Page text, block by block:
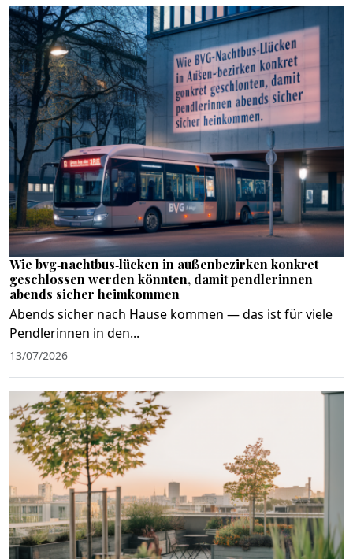
Wie bvg‑nachtbus‑lücken in außenbezirken konkret
geschlossen werden könnten, damit pendlerinnen
abends sicher heimkommen
Abends sicher nach Hause kommen — das ist für viele
Pendlerinnen in den...
13/07/2026